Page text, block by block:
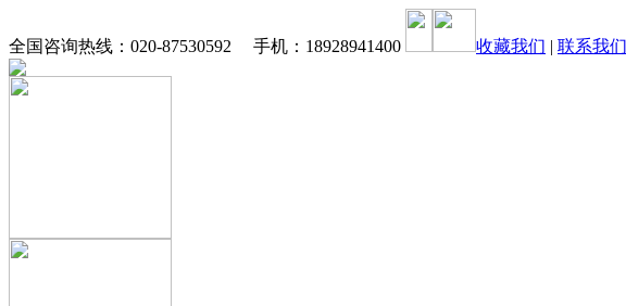
全国咨询热线：020-87530592 手机：18928941400 收藏我们 | 联系我们